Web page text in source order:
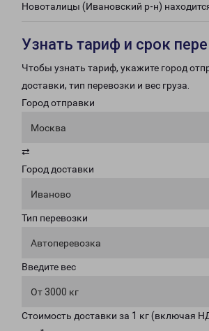
Новоталицы (Ивановский р-н)
Узнать тариф и срок
Чтобы узнать тариф, укажите город
доставки, тип перевозки и вес груза.
Город отправки
Москва
⇄
Город доставки
Иваново
Тип перевозки
Автоперевозка
Введите вес
От 3000 кг
Стоимость доставки за 1 кг (включая